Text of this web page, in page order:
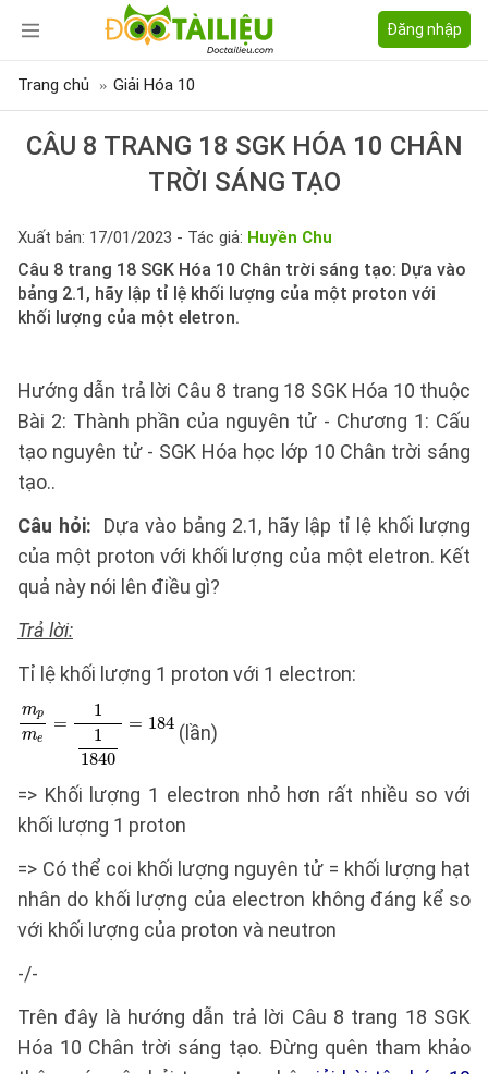
Đăng nhập
Trang chủ Giải Hóa 10
CÂU 8 TRANG 18 SGK HÓA 10 CHÂN
TRỜI SÁNG TẠO
Xuất bản: 17/01/2023 - Tác giả: Huyền Chu
Câu 8 trang 18 SGK Hóa 10 Chân trời sáng tạo: Dựa vào
bảng 2.1, hãy lập tỉ lệ khối lượng của một proton với
khối lượng của một eletron.
Hướng dẫn trả lời Câu 8 trang 18 SGK Hóa 10 thuộc
Bài 2: Thành phần của nguyên tử - Chương 1: Cấu
tạo nguyên tử - SGK Hóa học lớp 10 Chân trời sáng
tạo..
Câu hỏi:
Dựa vào bảng 2.1, hãy lập tỉ lệ khối lượng
của một proton với khối lượng của một eletron. Kết
quả này nói lên điều gì?
Trả lời:
Tỉ lệ khối lượng 1 proton với 1 electron:
(lần)
=> Khối lượng 1 electron nhỏ hơn rất nhiều so với
khối lượng 1 proton
=> Có thể coi khối lượng nguyên tử = khối lượng hạt
nhân do khối lượng của electron không đáng kể so
với khối lượng của proton và neutron
-/-
Trên đây là hướng dẫn trả lời Câu 8 trang 18 SGK
Hóa 10 Chân trời sáng tạo. Đừng quên tham khảo